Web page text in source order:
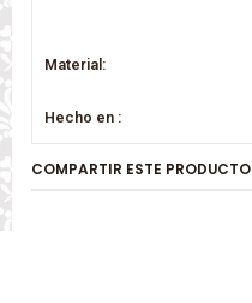
Material:
Hecho en :
COMPARTIR ESTE PRODUCTO